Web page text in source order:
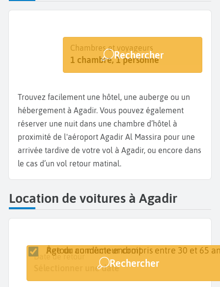
Destination
Agadir
Dates
Dates de votre séjour
Chambres et voyageurs
1 chambre, 1 personne
Rechercher
Trouvez facilement une hôtel, une auberge ou un
hébergement à Agadir. Vous pouvez également
réserver une nuit dans une chambre d’hôtel à
proximité de l'aéroport Agadir Al Massira pour une
arrivée tardive de votre vol à Agadir, ou encore dans
le cas d’un vol retour matinal.
Location de voitures à Agadir
Lieu de retrait
Date de retrait
Sélectionner une date
Date de retour
Sélectionner une date
Retour au même endroit
Âge du conducteur compris entre 30 et 65
Rechercher